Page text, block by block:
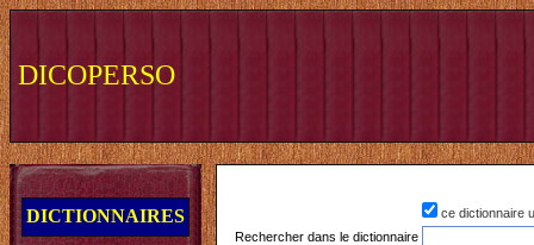
DICOPERSO
DICTIONNAIRES
ce dictionnaire
Rechercher dans le dictionnaire